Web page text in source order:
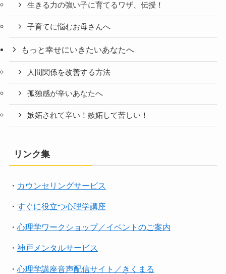
生きる力の強い子に育てるワザ、伝授！
子育てに悩むお母さんへ
もっと幸せにいきたいあなたへ
人間関係を改善する方法
孤独感が辛いあなたへ
嫉妬されて辛い！嫉妬して苦しい！
リンク集
・ カウンセリングサービス
・ すぐに役立つ心理学講座
・ 心理学ワークショップ／イベントのご案内
・ 神戸メンタルサービス
・ 心理学講座音声配信サイト／きくまる